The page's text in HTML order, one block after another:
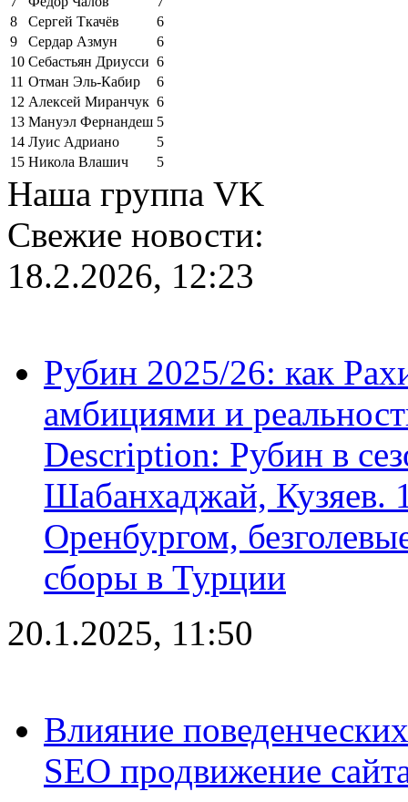
8
Сергей Ткачёв
6
9
Сердар Азмун
6
10 Себастьян Дриусси 6
11 Отман Эль-Кабир
6
12 Алексей Миранчук 6
13 Мануэл Фернандеш 5
14 Луис Адриано
5
15 Никола Влашич 5
Наша группа VK
Свежие новости:
18.2.2026, 12:23
Рубин 2025/26: как
амбициями и
Description: Рубин в
Шабанхаджай, Кузяев.
Оренбургом,
сборы в Турции
20.1.2025, 11:50
Влияние
SEO продвижение